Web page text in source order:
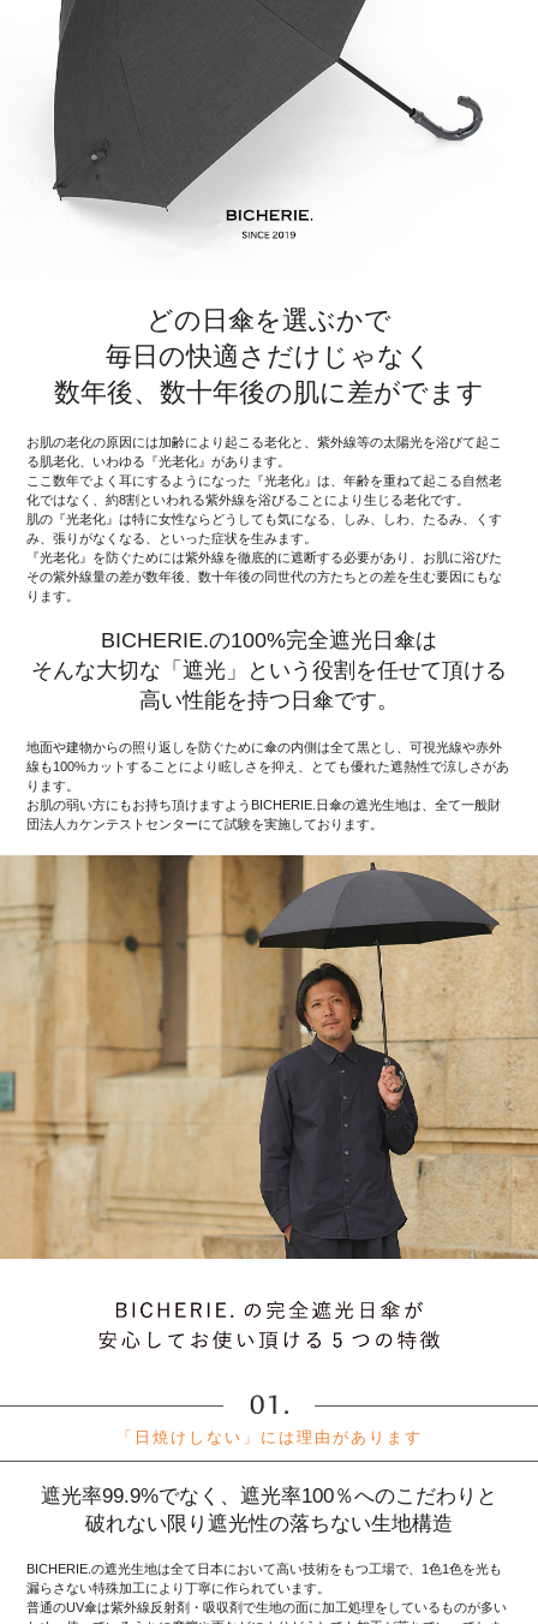
どの日傘を選ぶかで
毎日の快適さだけじゃなく
数年後、数十年後の肌に差がでます
お肌の老化の原因には加齢により起こる老化と、紫外線等の太陽光を浴びて起こ
る肌老化、いわゆる『光老化』があります。
ここ数年でよく耳にするようになった『光老化』は、年齢を重ねて起こる自然老
化ではなく、約8割といわれる紫外線を浴びることにより生じる老化です。
肌の『光老化』は特に女性ならどうしても気になる、しみ、しわ、たるみ、くす
み、張りがなくなる、といった症状を生みます。
『光老化』を防ぐためには紫外線を徹底的に遮断する必要があり、お肌に浴びた
その紫外線量の差が数年後、数十年後の同世代の方たちとの差を生む要因にもな
ります。
BICHERIE.の100%完全遮光日傘は
そんな大切な「遮光」という役割を任せて頂ける
高い性能を持つ日傘です。
地面や建物からの照り返しを防ぐために傘の内側は全て黒とし、可視光線や赤外
線も100%カットすることにより眩しさを抑え、とても優れた遮熱性で涼しさがあ
ります。
お肌の弱い方にもお持ち頂けますようBICHERIE.日傘の遮光生地は、全て一般財
団法人カケンテストセンターにて試験を実施しております。
「日焼けしない」には理由があります
遮光率99.9%でなく、遮光率100％へのこだわりと
破れない限り遮光性の落ちない生地構造
BICHERIE.の遮光生地は全て日本において高い技術をもつ工場で、1色1色を光も
漏らさない特殊加工により丁寧に作られています。
普通のUV傘は紫外線反射剤・吸収剤で生地の面に加工処理をしているものが多い